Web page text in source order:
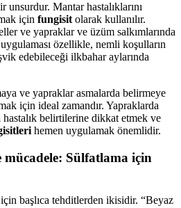
unsurdur. Mantar hastalıklarını
için fungisitolarak kullanılır.
ve yapraklar ve üzüm salkımlarında
özellikle, nemli koşulların
edebileceği ilkbahar aylarında
ve yapraklar asmalarda belirmeye
için ideal zamandır. Yapraklarda
belirtilerine dikkat etmek ve
hemen uygulamak önemlidir.
Sülfatlama için
başlıca tehditlerden ikisidir. “Beyaz